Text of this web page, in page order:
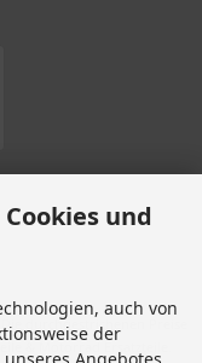
durchgestrichenen Preise
& Motorrad Ersatzteile.
und
auch von
der